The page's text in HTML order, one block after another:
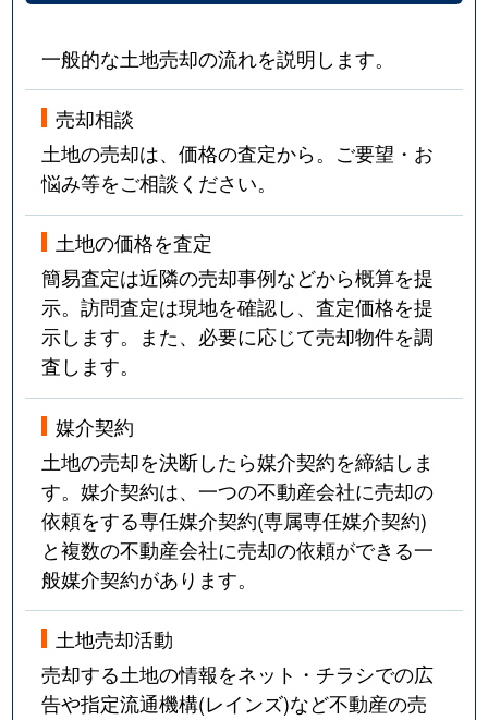
一般的な土地売却の流れを説明します。
売却相談
土地の売却は、価格の査定から。ご要望・お
悩み等をご相談ください。
土地の価格を査定
簡易査定は近隣の売却事例などから概算を提
示。訪問査定は現地を確認し、査定価格を提
示します。また、必要に応じて売却物件を調
査します。
媒介契約
土地の売却を決断したら媒介契約を締結しま
す。媒介契約は、一つの不動産会社に売却の
依頼をする専任媒介契約(専属専任媒介契約)
と複数の不動産会社に売却の依頼ができる一
般媒介契約があります。
土地売却活動
売却する土地の情報をネット・チラシでの広
告や指定流通機構(レインズ)など不動産の売